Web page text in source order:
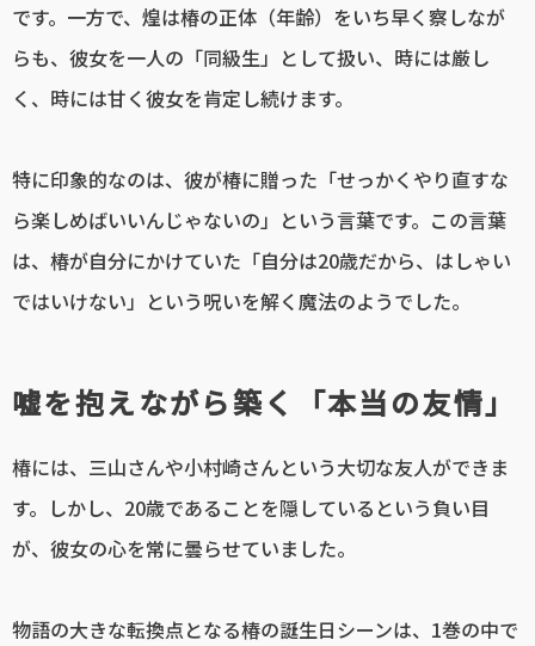
です。一方で、煌は椿の正体（年齢）をいち早く察しなが
らも、彼女を一人の「同級生」として扱い、時には厳し
く、時には甘く彼女を肯定し続けます。
特に印象的なのは、彼が椿に贈った「せっかくやり直すな
ら楽しめばいいんじゃないの」という言葉です。この言葉
は、椿が自分にかけていた「自分は20歳だから、はしゃい
ではいけない」という呪いを解く魔法のようでした。
嘘を抱えながら築く「本当の友情」
椿には、三山さんや小村崎さんという大切な友人ができま
す。しかし、20歳であることを隠しているという負い目
が、彼女の心を常に曇らせていました。
物語の大きな転換点となる椿の誕生日シーンは、1巻の中で